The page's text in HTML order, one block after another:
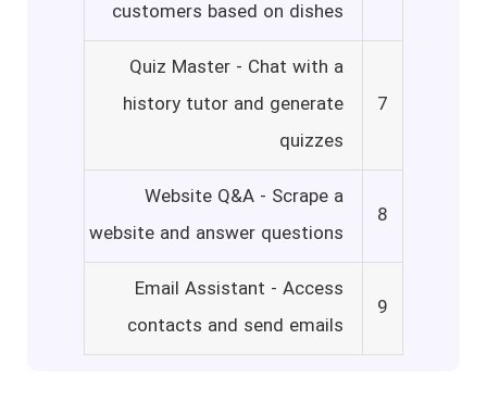
customers based on dishes
7
Quiz Master - Chat with a
history tutor and generate
quizzes
8
Website Q&A - Scrape a
website and answer questions
9
Email Assistant - Access
contacts and send emails